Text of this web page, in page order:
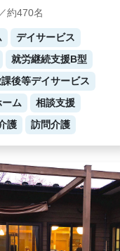
約470名
デイサービス
就労継続支援B型
後等デイサービス
ム
相談支援
護
訪問介護